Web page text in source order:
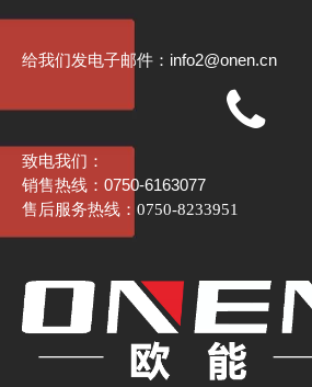
产品展示区
研学活动正式开始。在产
人员详细介绍欧能叉车的各类
动平衡重式叉车、全电动站驾
兴趣。
给我们发电子邮件： info2@onen.cn
致电我们：
销售热线：0750-6163077
售后服务热线：0750-8233951